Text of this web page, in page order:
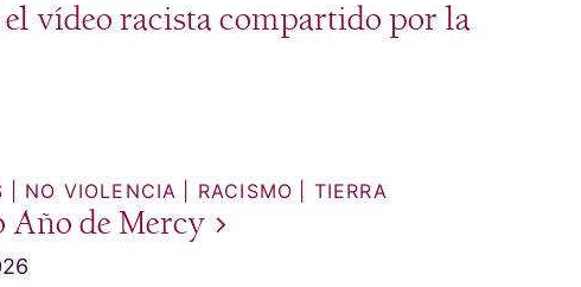
vídeo racista compartido por la
NO VIOLENCIA RACISMO TIERRA
Año deMercy